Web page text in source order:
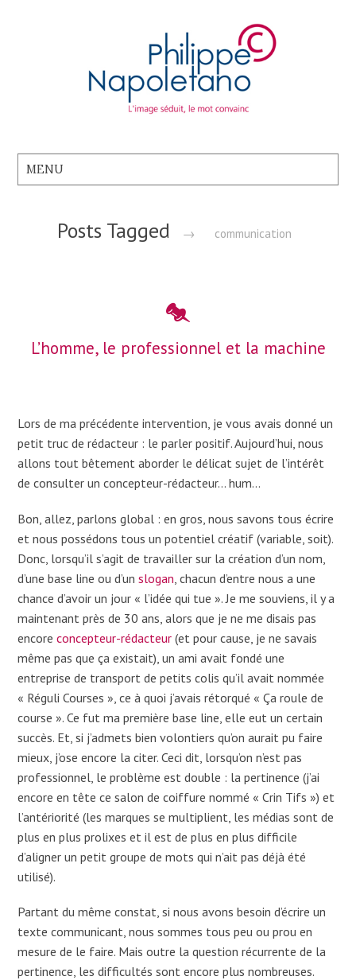
Posts Tagged → communication
L’homme, le professionnel et la machine
Lors de ma précédente intervention, je vous avais donné un
petit truc de rédacteur : le parler positif. Aujourd’hui, nous
allons tout bêtement aborder le délicat sujet de l’intérêt
de consulter un concepteur-rédacteur… hum…
Bon, allez, parlons global : en gros, nous savons tous écrire
et nous possédons tous un potentiel créatif (variable, soit).
Donc, lorsqu’il s’agit de travailler sur la création d’un nom,
d’une base line ou d’unslogan , chacun d’entre nous a une
chance d’avoir un jour « l’idée qui tue ». Je me souviens, il y a
maintenant près de 30 ans, alors que je ne me disais pas
encoreconcepteur-rédacteur (et pour cause, je ne savais
même pas que ça existait), un ami avait fondé une
entreprise de transport de petits colis qu’il avait nommée
« Réguli Courses », ce à quoi j’avais rétorqué « Ça roule de
course ». Ce fut ma première base line, elle eut un certain
succès. Et, si j’admets bien volontiers qu’on aurait pu faire
mieux, j’ose encore la citer. Ceci dit, lorsqu’on n’est pas
professionnel, le problème est double : la pertinence (j’ai
encore en tête ce salon de coiffure nommé « Crin Tifs ») et
l’antériorité (les marques se multiplient, les médias sont de
plus en plus prolixes et il est de plus en plus difficile
d’aligner un petit groupe de mots qui n’ait pas déjà été
utilisé).
Partant du même constat, si nous avons besoin d’écrire un
texte communicant, nous sommes tous peu ou prou en
mesure de le faire. Mais outre la question récurrente de la
pertinence, les difficultés sont encore plus nombreuses.